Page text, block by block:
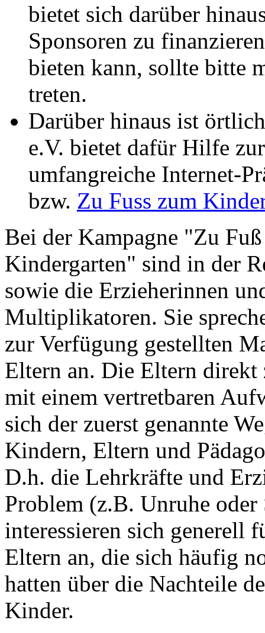
bietet sich darüber
Sponsoren zu
bieten kann, sollte bitte
treten.
Darüber hinaus ist
e.V. bietet dafür Hilfe
umfangreiche Internet-
bzw. Zu Fuss zum
Bei der Kampagne "Zu
Kindergarten" sind in der
sowie die Erzieherinnen
Multiplikatoren. Sie
zur Verfügung gestellten
Eltern an. Die Eltern direkt
mit einem vertretbaren
sich der zuerst genannte
Kindern, Eltern und
D.h. die Lehrkräfte und
Problem (z.B. Unruhe
interessieren sich generell
Eltern an, die sich häufig
hatten über die Nachteile
Kinder.